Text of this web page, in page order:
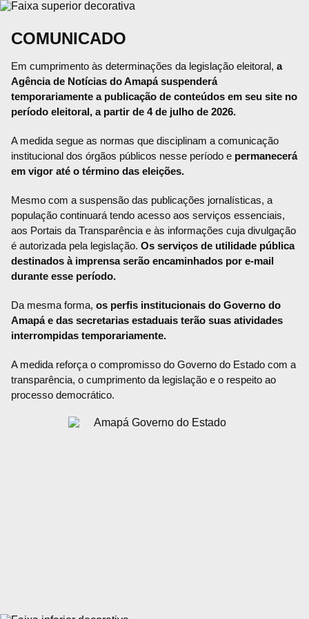
COMUNICADO
Em cumprimento às determinações da legislação eleitoral, a
Agência de Notícias do Amapá suspenderá
temporariamente a publicação de conteúdos em seu site no
período eleitoral, a partir de 4 de julho de 2026.
A medida segue as normas que disciplinam a comunicação
institucional dos órgãos públicos nesse período e permanecerá
em vigor até o término das eleições.
Mesmo com a suspensão das publicações jornalísticas, a
população continuará tendo acesso aos serviços essenciais,
aos Portais da Transparência e às informações cuja divulgação
é autorizada pela legislação. Os serviços de utilidade pública
destinados à imprensa serão encaminhados por e-mail
durante esse período.
Da mesma forma, os perfis institucionais do Governo do
Amapá e das secretarias estaduais terão suas atividades
interrompidas temporariamente.
A medida reforça o compromisso do Governo do Estado com a
transparência, o cumprimento da legislação e o respeito ao
processo democrático.